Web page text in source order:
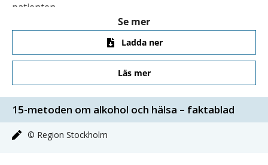
patienten.
Se mer
Ladda ner
Läs mer
15-metoden om alkohol och hälsa – faktablad
© Region Stockholm